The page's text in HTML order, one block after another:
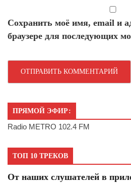
Сохранить моё имя, email и
браузере для последующих
ПРЯМОЙ ЭФИР:
Radio METRO 102.4 FM
ТОП 10 ТРЕКОВ
От наших слушателей в